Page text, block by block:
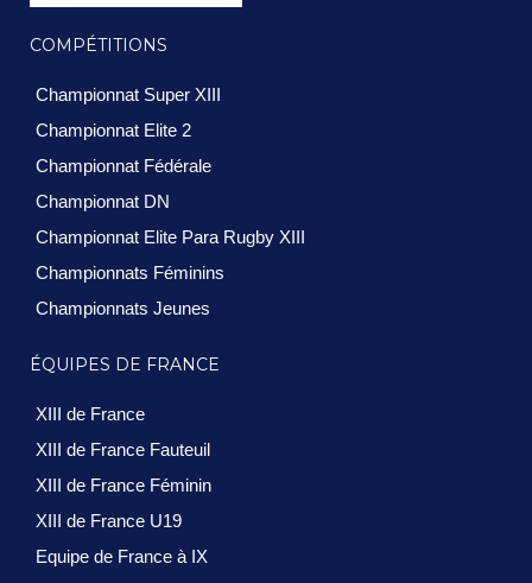
COMPÉTITIONS
Championnat Super XIII
Championnat Elite 2
Championnat Fédérale
Championnat DN
Championnat Elite Para Rugby XIII
Championnats Féminins
Championnats Jeunes
ÉQUIPES DE FRANCE
XIII de France
XIII de France Fauteuil
XIII de France Féminin
XIII de France U19
Equipe de France à IX